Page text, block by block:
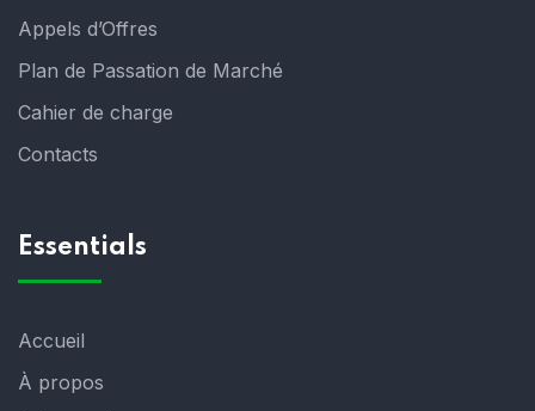
Appels d’Offres
Plan de Passation de Marché
Cahier de charge
Contacts
Essentials
Accueil
À propos